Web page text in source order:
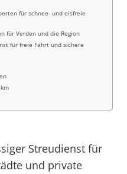
für schnee- und eisfreie
für Verden und die Region
für freie Fahrt und sichere
Streudienst für
und private